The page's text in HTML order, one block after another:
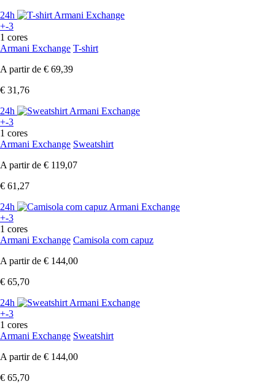
24h
+-3
1 cores
Armani Exchange T-shirt
A partir de € 69,39
€ 31,76
24h
+-3
1 cores
Armani Exchange Sweatshirt
A partir de € 119,07
€ 61,27
24h
+-3
1 cores
Armani Exchange Camisola com capuz
A partir de € 144,00
€ 65,70
24h
+-3
1 cores
Armani Exchange Sweatshirt
A partir de € 144,00
€ 65,70